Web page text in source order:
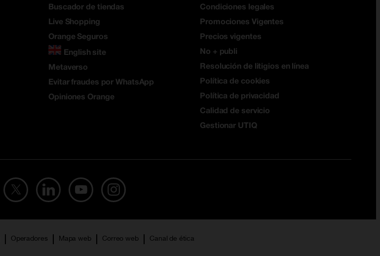
Buscador de tiendas
Live Shopping
Orange Seguros
English site
Metaverso
Evitar fraudes por WhatsApp
Opiniones Orange
Condiciones legales
Promociones Vigentes
Precios vigentes
No + publi
Resolución de litigios en línea
Política de cookies
Política de privacidad
Calidad de servicio
Gestionar UTIQ
Operadores Mapa web Correo web Canal de ética